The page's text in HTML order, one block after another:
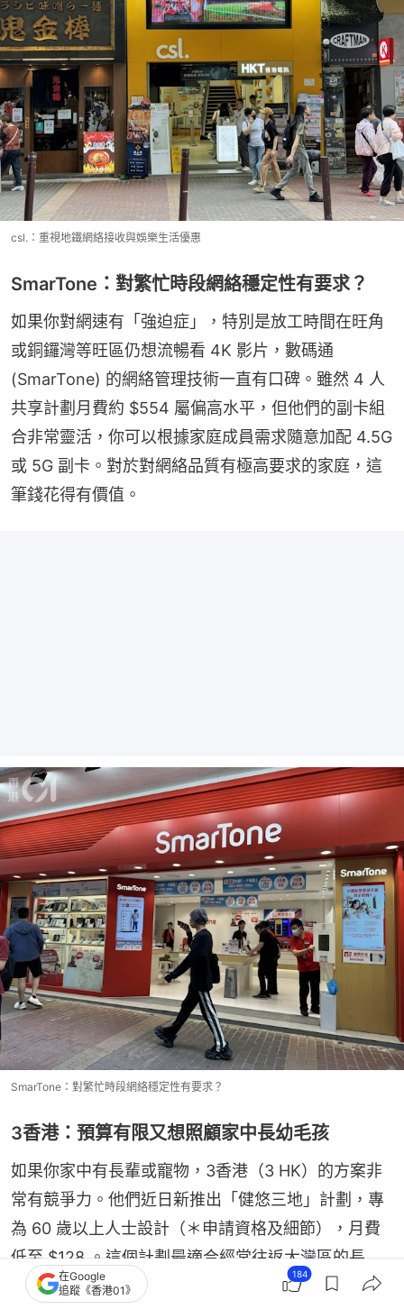
csl.：重視地鐵網絡接收與娛樂生活優惠
SmarTone：對繁忙時段網絡穩定性有要求？
如果你對網速有「強迫症」，特別是放工時間在旺角
或銅鑼灣等旺區仍想流暢看 4K 影片，數碼通
(SmarTone) 的網絡管理技術一直有口碑。雖然 4 人
共享計劃月費約 $554 屬偏高水平，但他們的副卡組
合非常靈活，你可以根據家庭成員需求隨意加配 4.5G
或 5G 副卡。對於對網絡品質有極高要求的家庭，這
筆錢花得有價值。
SmarTone：對繁忙時段網絡穩定性有要求？
3香港：預算有限又想照顧家中長幼毛孩
如果你家中有長輩或寵物，3香港（3 HK）的方案非
常有競爭力。他們近日新推出「健悠三地」計劃，專
為 60 歲以上人士設計（＊申請資格及細節），月費
低至 $128 。這個計劃最適合經常往返大灣區的長
者，除了有中港澳三地數據和內地副號，還包了跨境
在Google
追蹤《香港01》
184